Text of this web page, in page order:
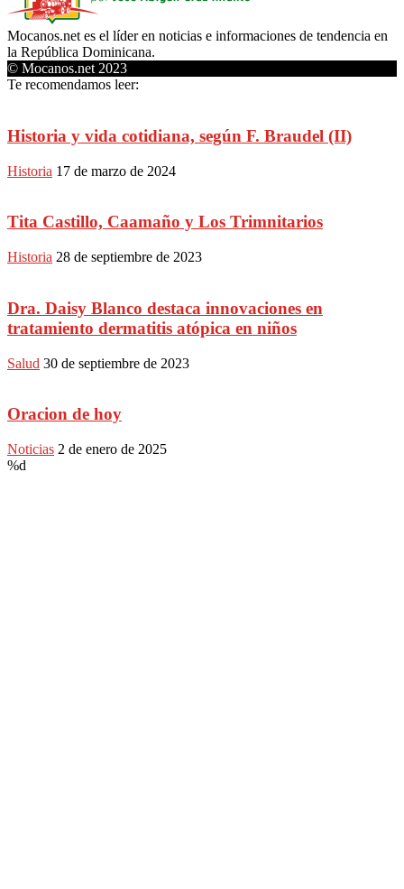
Mocanos.net es el líder en noticias e informaciones de tendencia en
la República Dominicana.
© Mocanos.net 2023
Te recomendamos leer:
Historia y vida cotidiana, según F. Braudel (II)
Historia 17 de marzo de 2024
Tita Castillo, Caamaño y Los Trimnitarios
Historia 28 de septiembre de 2023
Dra. Daisy Blanco destaca innovaciones en
tratamiento dermatitis atópica en niños
Salud 30 de septiembre de 2023
Oracion de hoy
Noticias 2 de enero de 2025
%d